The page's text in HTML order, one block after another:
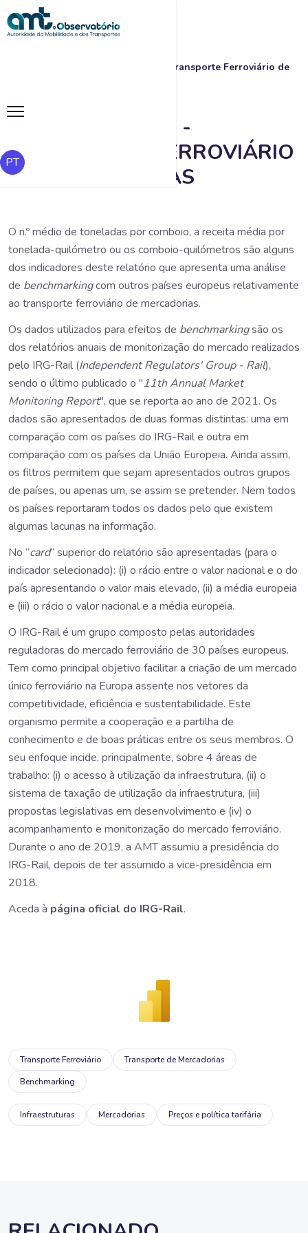
PT
Benchmarking - Transporte Ferroviário de
BENCHMARKING -
TRANSPORTE FERROVIÁRIO
DE MERCADORIAS
O n.º médio de toneladas por comboio, a receita média por
tonelada-quilómetro ou os comboio-quilómetros são alguns
dos indicadores deste relatório que apresenta uma análise
de benchmarkingcom outros países europeus relativamente
ao transporte ferroviário de mercadorias.
Os dados utilizados para efeitos de benchmarkingsão os
dos relatórios anuais de monitorização do mercado realizados
pelo IRG-Rail (Independent Regulators' Group - Rail),
sendo o último publicado o "11th Annual Market
Monitoring Report", que se reporta ao ano de 2021. Os
dados são apresentados de duas formas distintas: uma em
comparação com os países do IRG-Rail e outra em
comparação com os países da União Europeia. Ainda assim,
os filtros permitem que sejam apresentados outros grupos
de países, ou apenas um, se assim se pretender. Nem todos
os países reportaram todos os dados pelo que existem
algumas lacunas na informação.
No “card” superior do relatório são apresentadas (para o
indicador selecionado): (i) o rácio entre o valor nacional e o do
país apresentando o valor mais elevado, (ii) a média europeia
e (iii) o rácio o valor nacional e a média europeia.
O IRG-Rail é um grupo composto pelas autoridades
reguladoras do mercado ferroviário de 30 países europeus.
Tem como principal objetivo facilitar a criação de um mercado
único ferroviário na Europa assente nos vetores da
competitividade, eficiência e sustentabilidade. Este
organismo permite a cooperação e a partilha de
conhecimento e de boas práticas entre os seus membros. O
seu enfoque incide, principalmente, sobre 4 áreas de
trabalho: (i) o acesso à utilização da infraestrutura, (ii) o
sistema de taxação de utilização da infraestrutura, (iii)
propostas legislativas em desenvolvimento e (iv) o
acompanhamento e monitorização do mercado ferroviário.
Durante o ano de 2019, a AMT assumiu a presidência do
IRG-Rail, depois de ter assumido a vice-presidência em
2018.
Aceda à página oficial do IRG-Rail.
Transporte Ferroviário
Transporte de Mercadorias
Benchmarking
Infraestruturas Mercadorias Preços e política tarifária